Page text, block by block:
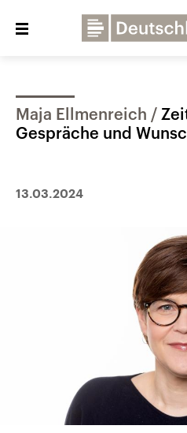
Close
Deutschlandfunk
Über uns Programme
Dialog und Kontakt
Maja Ellmenreich
Gespräche und
13.03.2024